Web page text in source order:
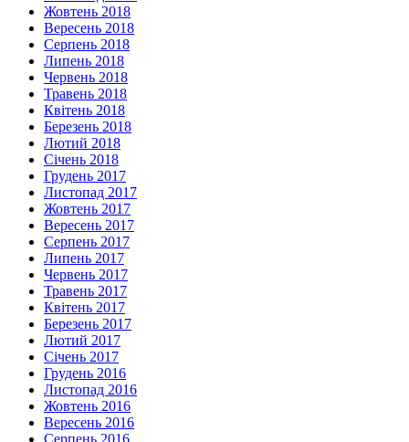
Жовтень 2018
Вересень 2018
Серпень 2018
Липень 2018
Червень 2018
Травень 2018
Квітень 2018
Березень 2018
Лютий 2018
Січень 2018
Грудень 2017
Листопад 2017
Жовтень 2017
Вересень 2017
Серпень 2017
Липень 2017
Червень 2017
Травень 2017
Квітень 2017
Березень 2017
Лютий 2017
Січень 2017
Грудень 2016
Листопад 2016
Жовтень 2016
Вересень 2016
Серпень 2016